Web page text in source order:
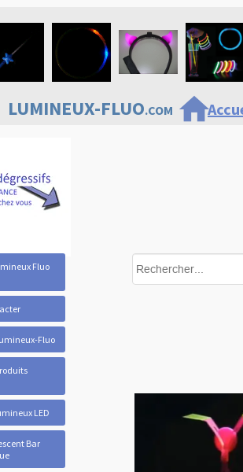
Fluo
Fluo
LED
Bar
LUMINEUX-FLUO.COMhome